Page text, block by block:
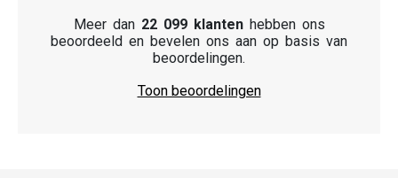
Meer dan 22 099 klantenhebben ons
beoordeeld en bevelen ons aan op basis van
beoordelingen.
Toon beoordelingen